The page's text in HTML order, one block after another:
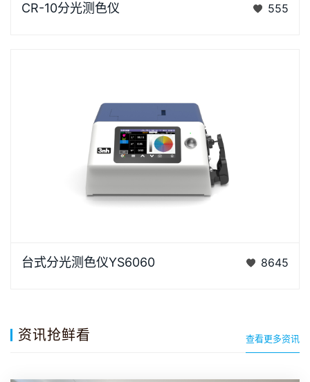
仪，使用方便，一键可完成测量，采用内置大面积硅光
CR-10分光测色仪 555
的国产台式光栅分光测色仪， TFT真彩7inch电容触摸
台式分光测色仪YS6060 8645
资讯抢鲜看 查看更多资讯